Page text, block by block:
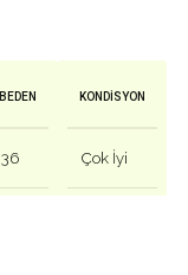
BEDEN
36
KONDISYON
Çok İyi